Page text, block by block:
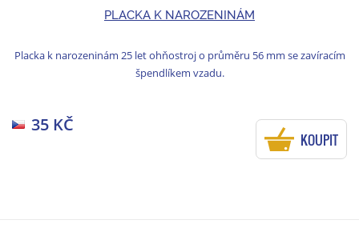
PLACKA K NAROZENINÁM
Placka k narozeninám 25 let ohňostroj o průměru 56 mm se zavíracím
špendlíkem vzadu.
35 KČ
KOUPIT